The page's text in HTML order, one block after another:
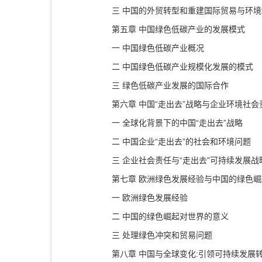
三 中国的外贸转型和重建国际贸易与环
第五章 中国绿色低碳产业的发展模式
一 中国绿色低碳产业概况
二 中国绿色低碳产业规模化发展的模式
三 绿色低碳产业发展的国际合作
第六章 中国“走出去”战略与企业环境社会
一 全球化背景下的中国“走出去”战略
二 中国企业“走出去”的社会和环境问题
三 企业社会责任与“走出去”可持续发展战
第七章 欧洲绿色发展经验与中国的绿色
一 欧洲绿色发展经验
二 中国的绿色崛起对世界的意义
三 处理绿色冲突和贸易问题
第八章 中国与全球变化:引领可持续发展